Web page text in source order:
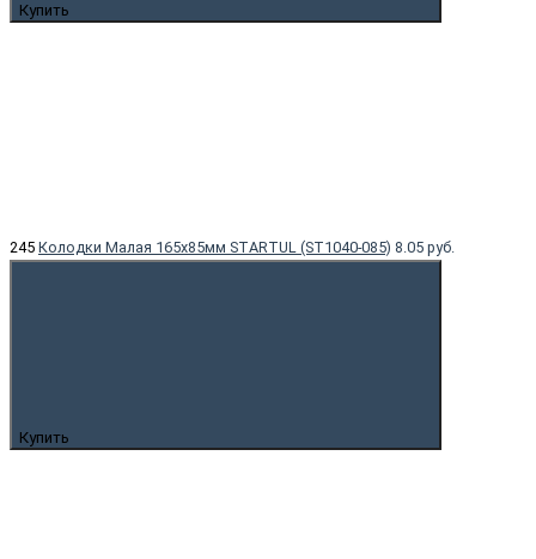
Купить
245 Колодки Малая 165х85мм STARTUL (ST1040-085) 8.05 руб.
Купить